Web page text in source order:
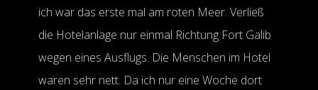
ich war das erste mal am roten Meer. Verließ
die Hotelanlage nur einmal Richtung Fort Galib
wegen eines Ausflugs. Die Menschen im Hotel
waren sehr nett. Da ich nur eine Woche dort